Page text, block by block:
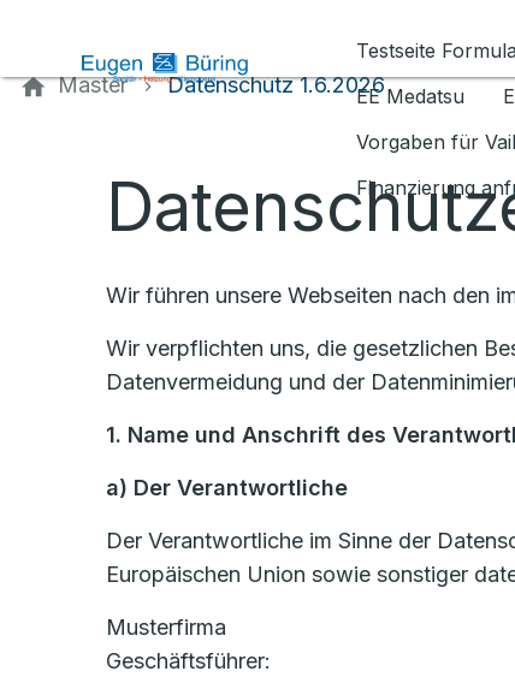
Testseite
EE Medatsu
Vorgaben für
Finanzierung
Master Datenschutz 1.6.2026
Wir führen unsere Webseiten nach den
Wir verpflichten uns, die gesetzlichen
Datenvermeidung und der
1. Name und Anschrift des
a) Der Verantwortliche
Der Verantwortliche im Sinne der
Europäischen Union sowie sonstiger
Musterfirma
Geschäftsführer: